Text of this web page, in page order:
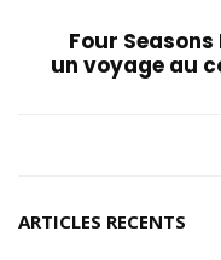
Four
un voyage au
ARTICLES RECENTS